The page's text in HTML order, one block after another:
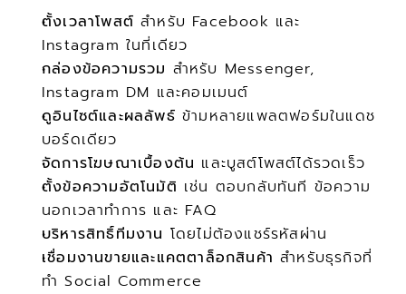
ตั้งเวลาโพสต์ สำหรับ Facebook และ
Instagram ในที่เดียว
กล่องข้อความรวม สำหรับ Messenger,
Instagram DM และคอมเมนต์
ดูอินไซต์และผลลัพธ์ ข้ามหลายแพลตฟอร์มในแดช
บอร์ดเดียว
จัดการโฆษณาเบื้องต้น และบูสต์โพสต์ได้รวดเร็ว
ตั้งข้อความอัตโนมัติ เช่น ตอบกลับทันที ข้อความ
นอกเวลาทำการ และ FAQ
บริหารสิทธิ์ทีมงาน โดยไม่ต้องแชร์รหัสผ่าน
เชื่อมงานขายและแคตตาล็อกสินค้า สำหรับธุรกิจที่
ทำ Social Commerce